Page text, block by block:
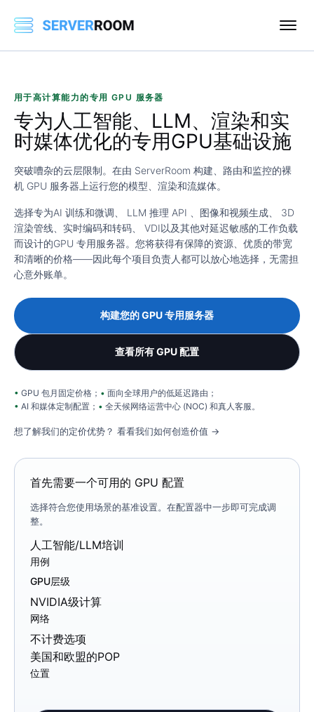
用于高计算能力的专用 GPU 服务器
专为人工智能、LLM、渲染和实
时媒体优化的专用GPU基础设施
突破嘈杂的云层限制。在由 ServerRoom 构建、路由和监控的裸
机 GPU 服务器上运行您的模型、渲染和流媒体。
选择专为AI 训练和微调 LLM 推理 API 图像和视频生成
3D
渲染管线
实时编码和转码 VDI以及其他对延迟敏感的工作负载
而设计的GPU 专用服务器。您将获得有保障的资源、优质的带宽
和清晰的价格——因此每个项目负责人都可以放心地选择，无需担
心意外账单。
构建您的 GPU 专用服务器
查看所有 GPU 配置
GPU 包月固定价格；
面向全球用户的低延迟路由；
AI 和媒体定制配置；
全天候网络运营中心 (NOC) 和真人客服。
想了解我们的定价优势？ 看看我们如何创造价值 →
首先需要一个可用的 GPU 配置
选择符合您使用场景的基准设置。在配置器中一步即可完成调
整。
人工智能/LLM培训
用例
GPU层级
NVIDIA级计算
网络
不计费选项
美国和欧盟的POP
位置